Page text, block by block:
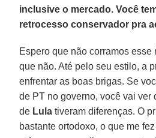
inclusive o mercado. Você
retrocesso conservador pra
Espero que não corramos esse
que não. Até pelo seu es­tilo, a
enfrentar as boas brigas. Se
de PT no governo, você vai ver
de Lula tiveram diferenças. O
bastante ortodo­xo, o que me